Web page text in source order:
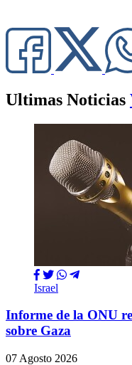
Ultimas Noticias
Israel
Informe de la ONU
sobre Gaza
07 Agosto 2026